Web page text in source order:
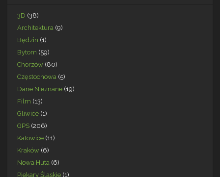
3D (38)
Architektura (9)
Będzin (1)
Bytom (59)
Chorzów (80)
Częstochowa (5)
Dane Nieznane (19)
Film (13)
Gliwice (1)
GPS (206)
Katowice (11)
Kraków (6)
Nowa Huta (6)
Piekary Śląskie (1)